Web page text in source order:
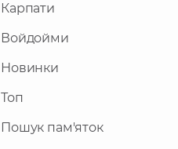
Карпати
Войдойми
Новинки
Топ
Пошук пам'яток